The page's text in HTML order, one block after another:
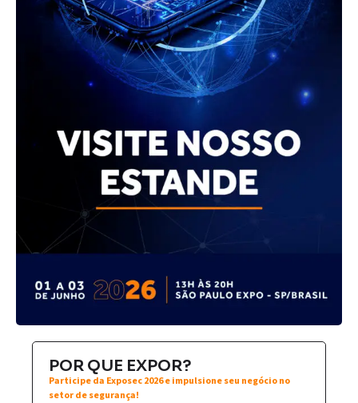
POR QUE EXPOR?
Participe da Exposec 2026 e impulsione seu negócio no
setor de segurança!